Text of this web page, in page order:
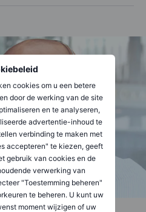
cookies om u een betere
door de werking van de site
en te analyseren,
advertentie-inhoud te
verbinding te maken met
accepteren" te kiezen, geeft
gebruik van cookies en de
verwerking van
"Toestemming beheren"
te beheren. U kunt uw
moment wijzigen of uw